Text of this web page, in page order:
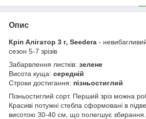
Опис
Кріп Алігатор 3 г, Seedera -
сезон 5-7 зрізів
Забарвлення листків: зелене
Висота куща: середній
Строки достигання: пізньостиглий
Пізньостиглий сорт. Перший зріз можна
Красиві потужні стебла сформовані в
висотою 30-40 см, що полегшує